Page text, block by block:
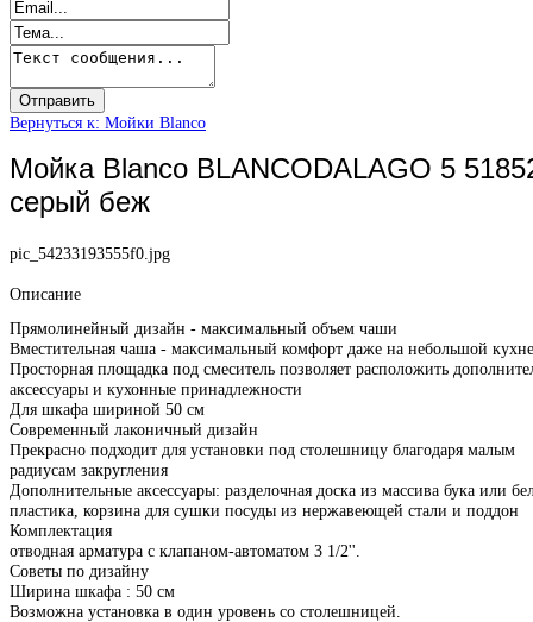
Вернуться к: Мойки Blanco
Мойка Blanco BLANCODALAGO 5
серый беж
pic_54233193555f0.jpg
Описание
Прямолинейный дизайн - максимальный объем чаши
Вместительная чаша - максимальный комфорт даже на небольшой кухне
Просторная площадка под смеситель позволяет расположить
аксессуары и кухонные принадлежности
Для шкафа шириной 50 см
Современный лаконичный дизайн
Прекрасно подходит для установки под столешницу благодаря малым
радиусам закругления
Дополнительные аксессуары: разделочная доска из массива бука или
пластика, корзина для сушки посуды из нержавеющей стали и поддон
Комплектация
отводная арматура с клапаном-автоматом 3 1/2''.
Советы по дизайну
Ширина шкафа : 50 см
Возможна установка в один уровень со столешницей.